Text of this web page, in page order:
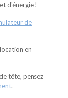
d'énergie !
de
en
tête, pensez
.